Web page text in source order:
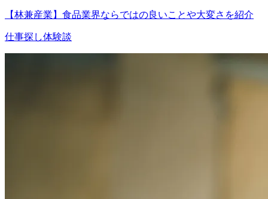
【林兼産業】食品業界ならではの良いことや大変さを紹介
仕事探し体験談